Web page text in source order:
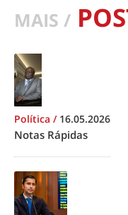
MAIS /
Política / 16.05.2026
Notas Rápidas